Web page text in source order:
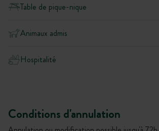
Table de pique-nique
Animaux admis
Hospitalité
Conditions d'annulation